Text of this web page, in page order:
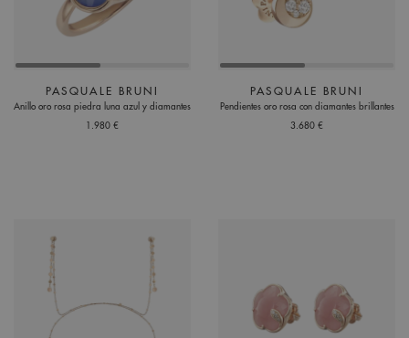
PASQUALE BRUNI
Anillo oro rosa piedra luna azul y diamantes
1.980 €
PASQUALE BRUNI
Pendientes oro rosa con diamantes brillantes
3.680 €